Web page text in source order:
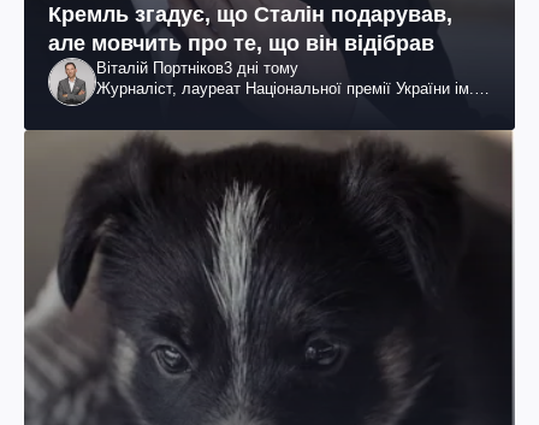
Кремль згадує, що Сталін подарував,
але мовчить про те, що він відібрав
Віталій Портніков3 дні тому
Журналіст, лауреат Національної премії України ім.